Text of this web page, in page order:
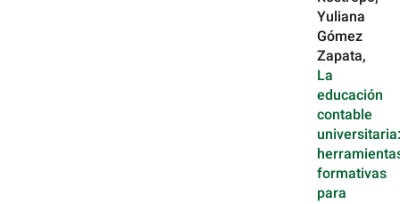
Yuliana
Gómez
Zapata,
La
educación
contable
universitaria:
formativas
para